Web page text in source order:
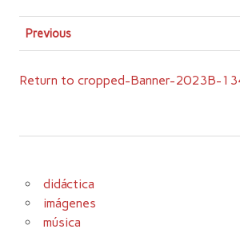
Previous
Return to cropped-Banner-2023B-
didáctica
imágenes
música